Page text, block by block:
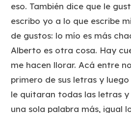
eso. También dice que le
escribo yo a lo que escribe
de gustos: lo mío es más
Alberto es otra cosa. Hay
me hacen llorar. Acá entre
primero de sus letras y
le quitaran todas las letras
una sola palabra más, igual